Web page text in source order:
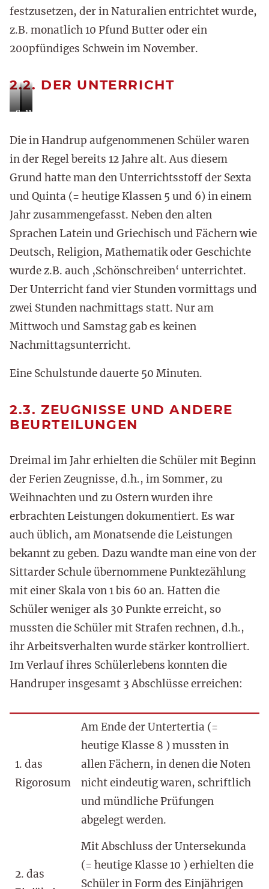
festzusetzen, der in Naturalien entrichtet wurde,
z.B. monatlich 10 Pfund Butter oder ein
200pfündiges Schwein im November.
2.2. DER UNTERRICHT
Studiersaal
Internates
Schlafsaal
Internates
Waschküche
Die in Handrup aufgenommenen Schüler waren
in der Regel bereits 12 Jahre alt. Aus diesem
Grund hatte man den Unterrichtsstoff der Sexta
und Quinta (= heutige Klassen 5 und 6) in einem
Jahr zusammengefasst. Neben den alten
Sprachen Latein und Griechisch und Fächern wie
Deutsch, Religion, Mathematik oder Geschichte
wurde z.B. auch ‚Schönschreiben‘ unterrichtet.
Der Unterricht fand vier Stunden vormittags und
zwei Stunden nachmittags statt. Nur am
Mittwoch und Samstag gab es keinen
Nachmittagsunterricht.
Eine Schulstunde dauerte 50 Minuten.
2.3. ZEUGNISSE UND ANDERE
BEURTEILUNGEN
Dreimal im Jahr erhielten die Schüler mit Beginn
der Ferien Zeugnisse, d.h., im Sommer, zu
Weihnachten und zu Ostern wurden ihre
erbrachten Leistungen dokumentiert. Es war
auch üblich, am Monatsende die Leistungen
bekannt zu geben. Dazu wandte man eine von der
Sittarder Schule übernommene Punktezählung
mit einer Skala von 1 bis 60 an. Hatten die
Schüler weniger als 30 Punkte erreicht, so
mussten die Schüler mit Strafen rechnen, d.h.,
ihr Arbeitsverhalten wurde stärker kontrolliert.
Im Verlauf ihres Schülerlebens konnten die
Handruper insgesamt 3 Abschlüsse erreichen:
1. das
Rigorosum
Am Ende der Untertertia (=
heutige Klasse 8 ) mussten in
allen Fächern, in denen die Noten
nicht eindeutig waren, schriftlich
und mündliche Prüfungen
abgelegt werden.
2. das
Mit Abschluss der Untersekunda
(= heutige Klasse 10 ) erhielten die
Schüler in Form des Einjährigen